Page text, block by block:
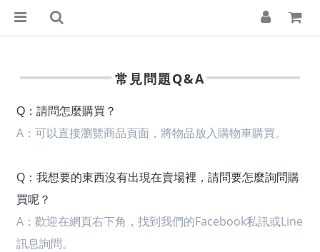
常見問題Q&A
Q：請問怎麼購買？
A： 可以直接瀏覽商品頁面，將物品放入購物車購買。
Q：我想要的東西沒有出現在賣場裡，請問要怎麼詢問購
買呢？
A： 歡迎在網頁右下角，找到我們的Facebook私訊或Line
訊息詢問。